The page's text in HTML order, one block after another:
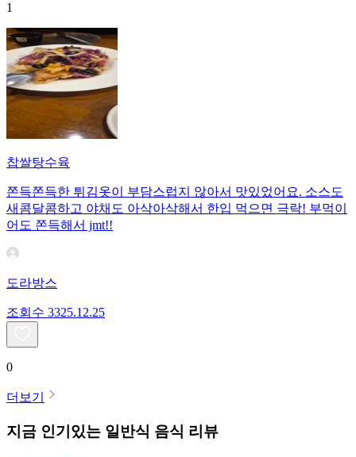
1
찹쌀탕수육
쫀득쫀득한 튀김옷이 부담스럽지 않아서 맛있었어요. 소스도
새콤달콤하고 야채도 아삭아삭해서 한입 먹으면 극락! 부먹이
어도 쫀득해서 jmt!!
도라방스
조회수 3325.12.25
0
더보기
지금 인기있는 일반식 음식 리뷰